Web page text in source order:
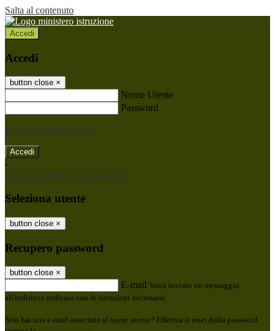
Salta al contenuto
Accedi
Accedi
button close ×
Nome Utente
Password
Password dimenticata?
-
Entra con SPID Entra con CIE
Seleziona utente
button close ×
Recupero password
button close ×
E-mail Verrà inviato un messaggio
all'indirizzo indicato con le istruzioni necessarie.
Non hai una e-mail associata al nome utente? Effettua il reset della password